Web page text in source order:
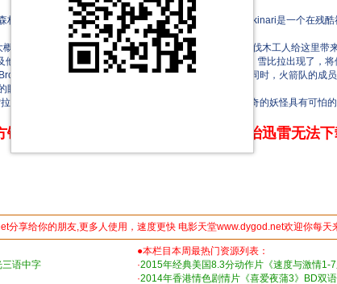
内, 一声强力的呼救被一个叫Yukinari的男孩听到了。Yukinari是一个在残
森林的监护人, 而且与 Celebi（雪拉比）很要好。一些伐木工人给这里带
们必须在有限的时间内寻找她所需要的某个答案。突然，雪比拉出现了，将
。而且，好像Ash和Yukinari还有某种血缘关系。与此同时，火箭队的成
眼神。
。突然，神秘的口袋怪兽Suicune出现了。据说这只神奇的妖怪具有可怕的
链接 即可享受高速下载和在线播放 专治迅雷无法下
分享给你的朋友,更多人使用，速度更快 电影天堂www.dygod.net欢迎你每天
语中字
●本栏目本周最热门资源列表：
·2015年经典美国8.3分动作片《速度与激情1-
·2014年香港情色剧情片《喜爱夜蒲3》BD双